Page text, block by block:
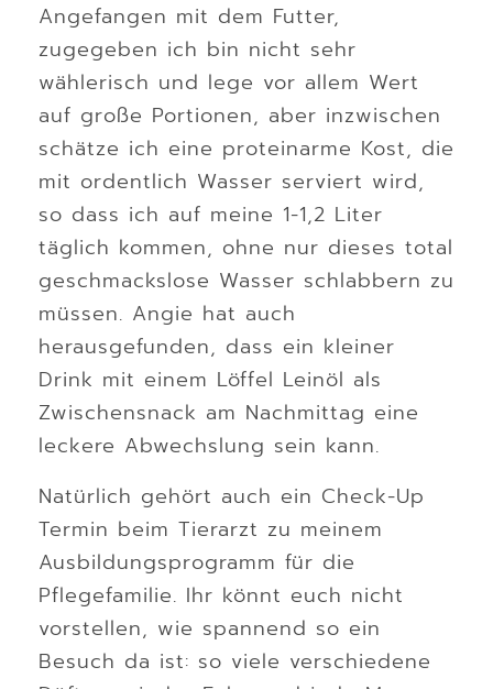
Angefangen mit dem Futter,
zugegeben ich bin nicht sehr
wählerisch und lege vor allem Wert
auf große Portionen, aber inzwischen
schätze ich eine proteinarme Kost, die
mit ordentlich Wasser serviert wird,
so dass ich auf meine 1-1,2 Liter
täglich kommen, ohne nur dieses total
geschmackslose Wasser schlabbern zu
müssen. Angie hat auch
herausgefunden, dass ein kleiner
Drink mit einem Löffel Leinöl als
Zwischensnack am Nachmittag eine
leckere Abwechslung sein kann.
Natürlich gehört auch ein Check-Up
Termin beim Tierarzt zu meinem
Ausbildungsprogramm für die
Pflegefamilie. Ihr könnt euch nicht
vorstellen, wie spannend so ein
Besuch da ist: so viele verschiedene